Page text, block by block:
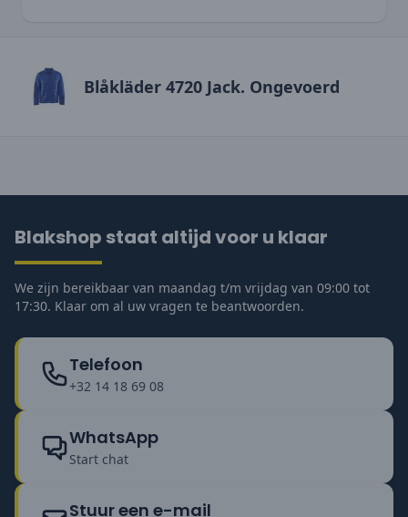
Blåkläder 4720 Jack. Ongevoerd
Blakshop staat altijd voor u klaar
We zijn bereikbaar van maandag t/m vrijdag van 09:00 tot
17:30. Klaar om al uw vragen te beantwoorden.
Telefoon
+32 14 18 69 08
WhatsApp
Start chat
Stuur een e-mail